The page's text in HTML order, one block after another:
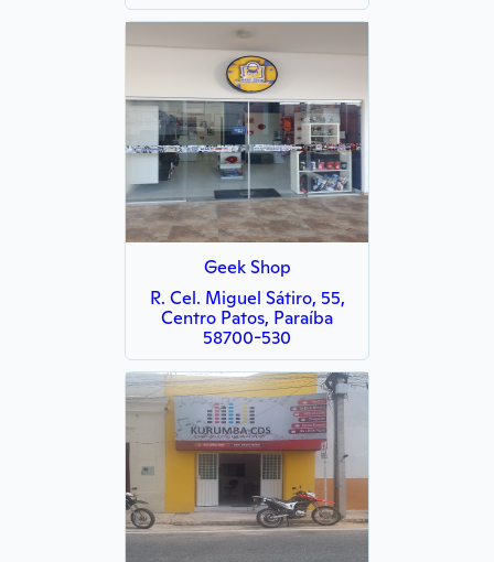
Geek Shop
R. Cel. Miguel Sátiro, 55,
Centro Patos, Paraíba
58700-530